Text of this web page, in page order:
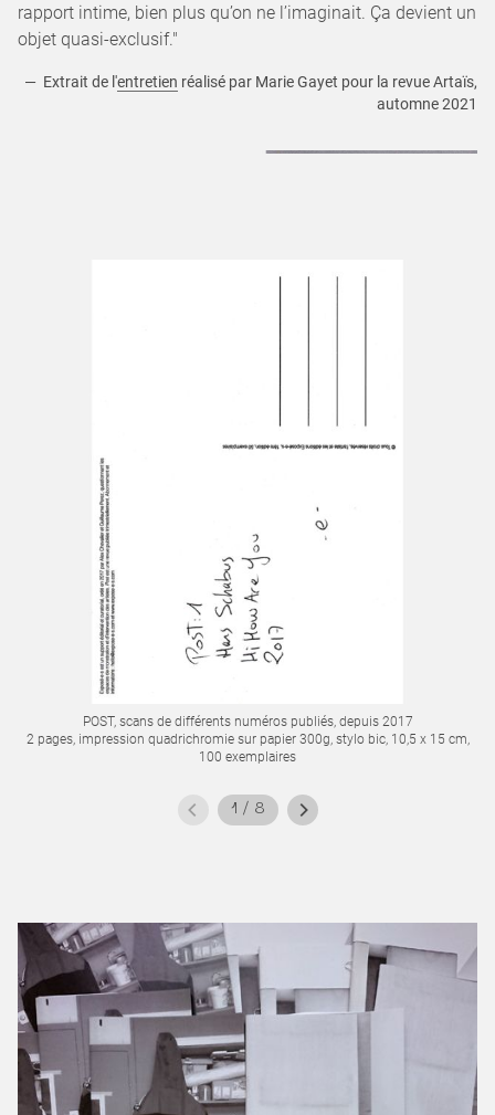
rapport intime, bien plus qu’on ne l’imaginait. Ça devient un
objet quasi-exclusif."
— Extrait de l'entretien réalisé par Marie Gayet pour la revue Artaïs,
automne 2021
POST, scans de différents numéros publiés, depuis 2017
2 pages, impression quadrichromie sur papier 300g, stylo bic, 10,5 x 15 cm,
100 exemplaires
1 / 8